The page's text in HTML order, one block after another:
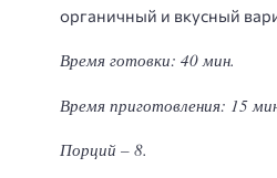
органичный и вкусный
Время готовки: 40 мин.
Время приготовления: 15
Порций – 8.